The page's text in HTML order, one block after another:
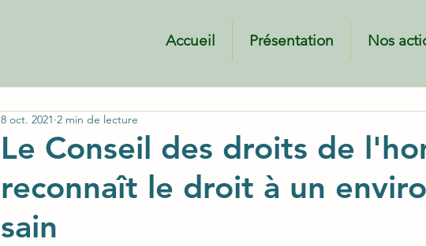
Accueil Présentation Nos
Le Conseil des droits de
reconnaît le droit à un
sain
8 oct. 2021 2 min de lecture